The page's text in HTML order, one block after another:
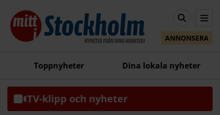
ANNONSERA
Toppnyheter Dina lokala nyheter
TV-klipp och nyheter